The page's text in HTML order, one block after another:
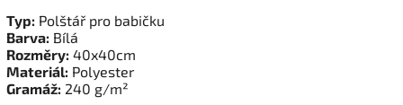
Typ: Polštář pro babičku
Barva: Bílá
Rozměry: 40x40cm
Materiál: Polyester
Gramáž: 240 g/m²